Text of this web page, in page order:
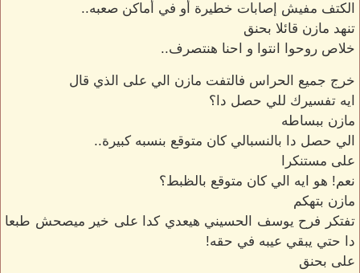
الكتف مفيش إصابات خطيرة أو في أماكن صعبه..
تنهد مازن قائلا بحنق
خلاص روحوا انتوا و احنا هنتصرف..
خرج جميع الحراس فالتفت مازن الي على الذي قال
ايه تفسيرك للي حصل دا؟
مازن ببساطه
الي حصل دا بالنسبالي كان متوقع بنسبه كبيرة..
على مستنكرا
نعم! هو ايه الي كان متوقع بالظبط؟
مازن بتهكم
تفتكر فرح يوسف الحسيني هيعدي كدا على خير ميصحش طبعا
دا حتي يبقي عيبه في حقه!
على بحنق